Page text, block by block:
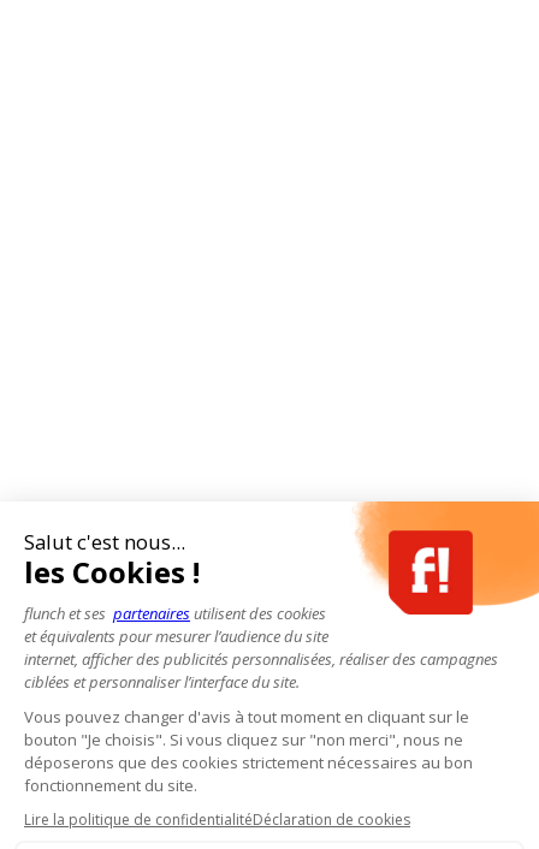
Salut c'est nous...
les Cookies !
flunch et ses partenairesutilisent des cookies
et équivalents pour mesurer l’audience du site
internet, afficher des publicités personnalisées, réaliser des campagnes
ciblées et personnaliser l’interface du site.
Vous pouvez changer d'avis à tout moment en cliquant sur le
bouton "Je choisis". Si vous cliquez sur "non merci", nous ne
déposerons que des cookies strictement nécessaires au bon
fonctionnement du site.
Lire la politique de confidentialitéDéclaration de cookies